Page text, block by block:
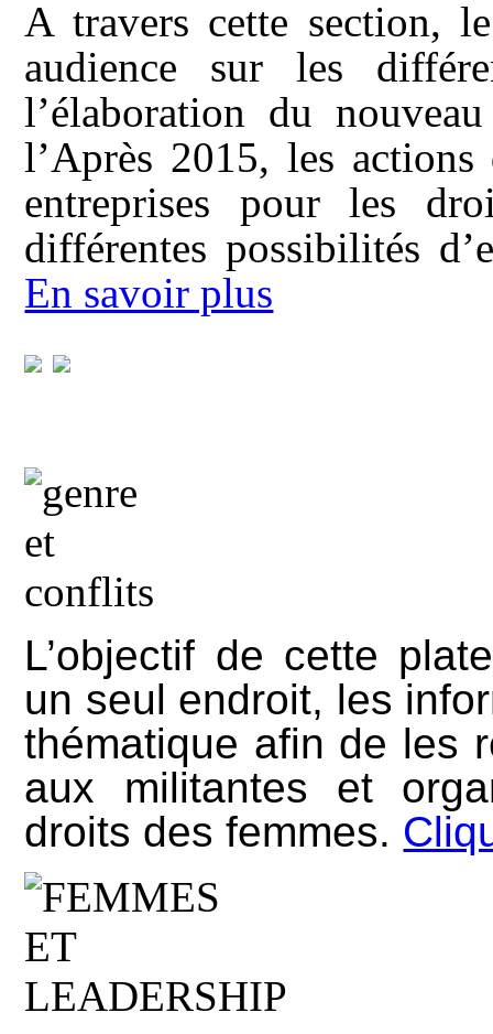
A travers cette section,
audience sur les
l’élaboration du
l’Après 2015, les
entreprises pour les
différentes possibilités
En savoir plus
L’objectif de cette
un seul endroit, les
thématique afin de les
aux militantes et
droits des femmes.